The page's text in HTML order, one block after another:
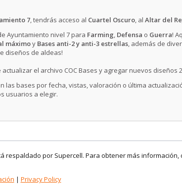
7, tendrás acceso al Cuartel Oscuro, al Altar del
Ayuntamiento nivel 7 para Farming, Defensa o Guerra!
máximoy Bases anti-2 y anti-3 estrellas, además de
diseños de aldeas!
el archivo COC Bases y agregar nuevos diseños
las bases por fecha, vistas, valoración o última
usuarios a elegir.
respaldado por Supercell. Para obtener más información,
| Privacy Policy